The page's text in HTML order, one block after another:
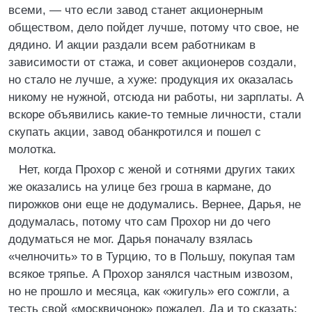
всеми, — что если завод станет акционерным
обществом, дело пойдет лучше, потому что свое, не
дядино. И акции раздали всем работникам в
зависимости от стажа, и совет акционеров создали,
но стало не лучше, а хуже: продукция их оказалась
никому не нужной, отсюда ни работы, ни зарплаты. А
вскоре объявились какие-то темные личности, стали
скупать акции, завод обанкротился и пошел с
молотка.
Нет, когда Прохор с женой и сотнями других таких
же оказались на улице без гроша в кармане, до
пирожков они еще не додумались. Вернее, Дарья, не
додумалась, потому что сам Прохор ни до чего
додуматься не мог. Дарья поначалу взялась
«челночить» то в Турцию, то в Польшу, покупая там
всякое тряпье. А Прохор занялся частным извозом,
но не прошло и месяца, как «жигуль» его сожгли, а
тесть свой «москвичонок» пожалел. Да и то сказать: